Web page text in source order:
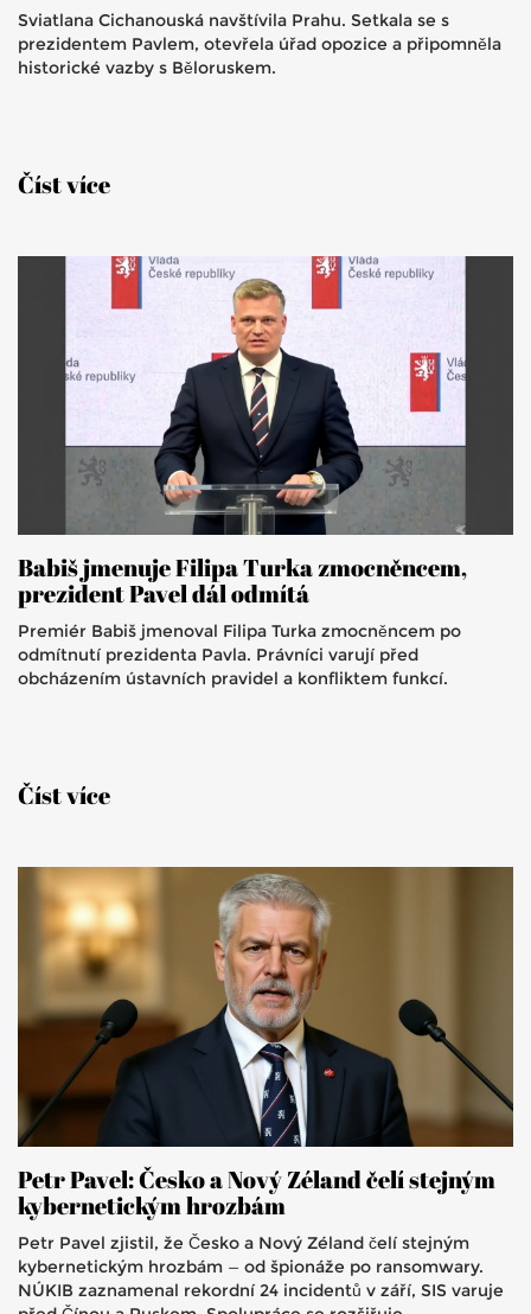
Sviatlana Cichanouská navštívila Prahu. Setkala se s
prezidentem Pavlem, otevřela úřad opozice a připomněla
historické vazby s Běloruskem.
Číst více
Babiš jmenuje Filipa Turka zmocněncem,
prezident Pavel dál odmítá
Premiér Babiš jmenoval Filipa Turka zmocněncem po
odmítnutí prezidenta Pavla. Právníci varují před
obcházením ústavních pravidel a konfliktem funkcí.
Číst více
Petr Pavel: Česko a Nový Zéland čelí stejným
kybernetickým hrozbám
Petr Pavel zjistil, že Česko a Nový Zéland čelí stejným
kybernetickým hrozbám — od špionáže po ransomwary.
NÚKIB zaznamenal rekordní 24 incidentů v září, SIS varuje